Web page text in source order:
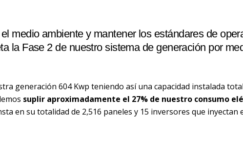
medio ambiente y mantener los estándares de
la Fase 2 de nuestro sistema de generación por
generación 604 Kwp teniendo así una capacidad instalada
suplir aproximadamente el 27% de nuestro consumo
en su totalidad de 2,516 paneles y 15 inversores que